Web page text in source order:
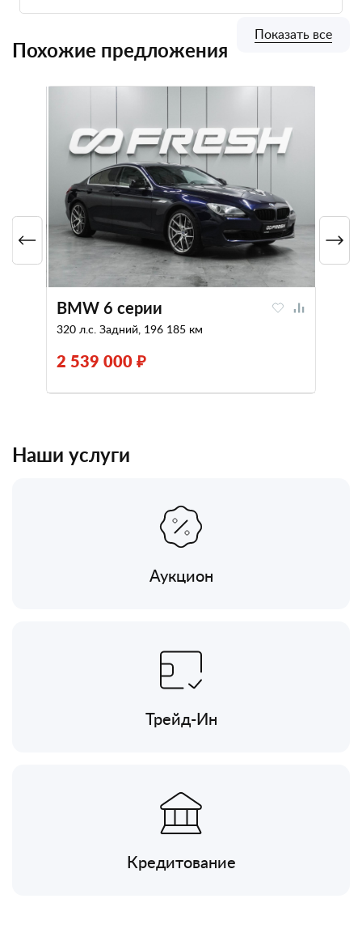
Похожие предложения
BMW 6 серии
320 л.с. Задний, 196 185 км
2 539 000 ₽
Показать все
Наши услуги
Аукцион
Трейд-Ин
Кредитование